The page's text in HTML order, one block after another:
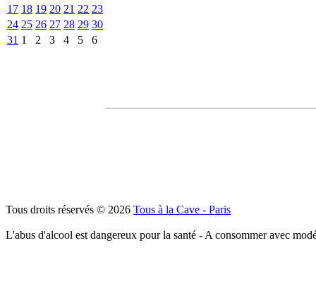
17 18 19 20 21 22 23
24 25 26 27 28 29 30
31 1 2 3 4 5 6
Tous droits réservés © 2026 Tous à la Cave - Paris
L'abus d'alcool est dangereux pour la santé - A consommer avec